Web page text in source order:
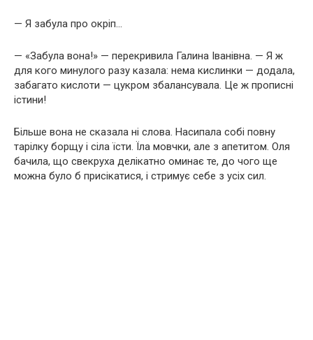
— Я забула про окріп…
— «Забула вона!» — перекривила Галина Іванівна. — Я ж
для кого минулого разу казала: нема кислинки — додала,
забагато кислоти — цукром збалансувала. Це ж прописні
істини!
Більше вона не сказала ні слова. Насипала собі повну
тарілку борщу і сіла їсти. Їла мовчки, але з апетитом. Оля
бачила, що свекруха делікатно оминає те, до чого ще
можна було б присікатися, і стримує себе з усіх сил.